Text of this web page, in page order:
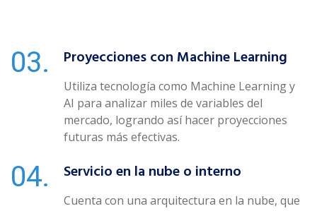
Proyecciones con Machine Learning
Utiliza tecnología como Machine Learning y
AI para analizar miles de variables del
mercado, logrando así hacer proyecciones
futuras más efectivas.
Servicio en la nube o interno
Cuenta con una arquitectura en la nube, que